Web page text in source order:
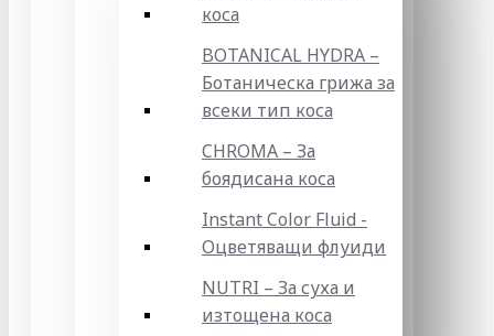
коса
BOTANICAL HYDRA –
Ботаническа грижа за
всеки тип коса
CHROMA – За
боядисана коса
Instant Color Fluid -
Оцветяващи флуиди
NUTRI – За суха и
изтощена коса